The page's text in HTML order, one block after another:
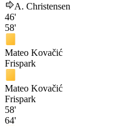
A. Christensen
46'
58'
Mateo Kovačić
Frispark
Mateo Kovačić
Frispark
58'
64'